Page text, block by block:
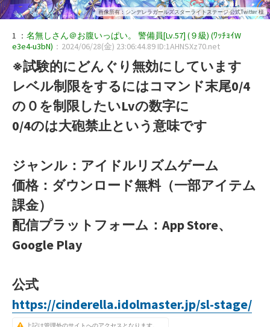
画像所有：シンデレラガールズスターライトステージ 公式Twitter 様
1 ： 名無しさん＠お腹いっぱい。 警備員[Lv.57] (９級) (ﾜｯﾁｮｲW
e3e4-u3bN) ：2024/06/28(金) 23:06:44.89 ID:1AHNSXz70.net
※試験的にどんぐり無効にしています
レベル制限をするにはコマンド末尾0/4
の０を制限したいLvの数字に
0/4のは大砲禁止という意味です
ジャンル：アイドルリズムゲーム
価格：ダウンロード無料（一部アイテム
課金）
配信プラットフォーム：App Store、
Google Play
公式
https://cinderella.idolmaster.jp/sl-stage/
上記は管理外のサイトへのアクセスとなります。